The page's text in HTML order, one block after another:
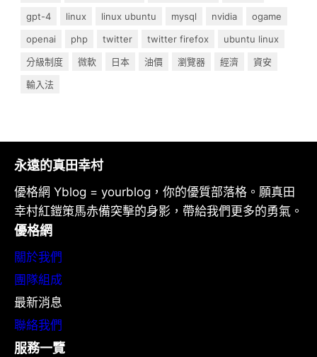
gpt-4
linux linux ubuntu mysql nvidia
ogame
openai
php twitter twitter firefox
ubuntu linux
分級制度
微軟 日本 油價 瀏覽器 經濟
資安
輸入法
永遠的真田幸村
優格網 Yblog = yourblog，你的優質部落格。願真田
幸村紅鎧策馬赤備突擊的身影，帶給我們更多的勇氣。
優格網
關於我們
團隊組成
最新消息
聯絡我們
服務一覽